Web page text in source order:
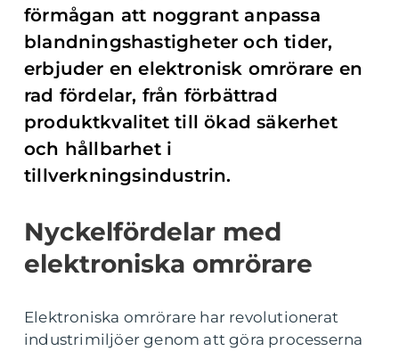
förmågan att noggrant anpassa
blandningshastigheter och tider,
erbjuder en elektronisk omrörare en
rad fördelar, från förbättrad
produktkvalitet till ökad säkerhet
och hållbarhet i
tillverkningsindustrin.
Nyckelfördelar med
elektroniska omrörare
Elektroniska omrörare har revolutionerat
industrimiljöer genom att göra processerna